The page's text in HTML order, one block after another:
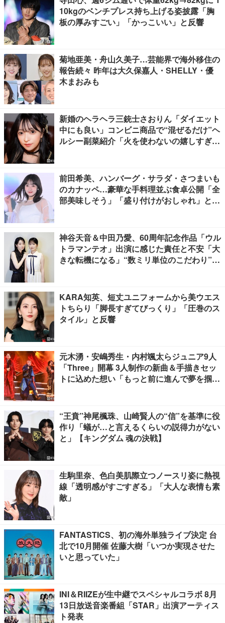
10kgのベンチプレス持ち上げる姿披露「胸
板の厚みすごい」「かっこいい」と反響
菊地亜美・舟山久美子…芸能界で海外移住の
報告続々 昨年は大久保嘉人・SHELLY・優
木まおみも
新婚のヘラヘラ三銃士さおりん「ダイエット
中にも良い」コンビニ商品で“混ぜるだけ”ヘ
ルシー副菜紹介「火を使わないの嬉しすぎ
前田希美、ハンバーグ・サラダ・さつまいも
のカナッペ…豪華な手料理並ぶ食卓公開「全
部美味しそう」「盛り付けがおしゃれ」と絶
神谷天音＆中田乃愛、60周年記念作品「ウル
トラマンテオ」出演に感じた責任と不安「大
きな転機になる」“数ミリ単位のこだわり”特
KARA知英、短丈ユニフォームから美ウエス
トちらり「脚長すぎてびっくり」「圧巻のス
タイル」と反響
元木湧・安嶋秀生・内村颯太らジュニア9人
「Three」開幕 3人制作の新曲＆手描きセッ
トに込めた想い「もっと前に進んで夢を掴み
“王賁”神尾楓珠、山崎賢人の“信”を基準に役
作り「蟻が…と言えるくらいの説得力がない
と」【キングダム 魂の決戦】
生駒里奈、色白美肌際立つノースリ姿に熱視
線「透明感がすごすぎる」「大人な表情も素
敵」
FANTASTICS、初の海外単独ライブ決定 台
北で10月開催 佐藤大樹「いつか実現させた
いと思っていた」
INI＆RIIZEが生中継でスペシャルコラボ 8月
13日放送音楽番組「STAR」出演アーティス
ト発表